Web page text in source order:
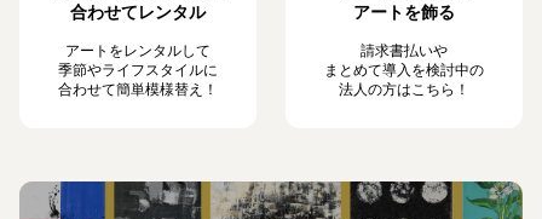
合わせてレンタル
アートをレンタルして
季節やライフスタイルに
合わせて簡単模様替え！
アートを飾る
請求書払いや
まとめて導入を検討中の
法人の方はこちら！